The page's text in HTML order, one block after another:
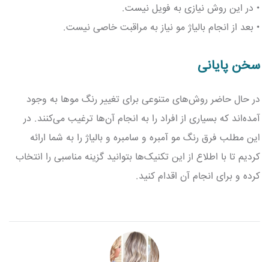
• در این روش نیازی به فویل نیست.
• بعد از انجام بالیاژ مو نیاز به مراقبت خاصی نیست.
سخن پایانی
در حال حاضر روش‌های متنوعی برای تغییر رنگ موها به وجود
آمده‌اند که بسیاری از افراد را به انجام آن‌ها ترغیب می‌کنند. در
این مطلب فرق رنگ مو آمبره و سامبره و بالیاژ را به شما ارائه
کردیم تا با اطلاع از این تکنیک‌ها بتوانید گزینه مناسبی را انتخاب
کرده و برای انجام آن اقدام کنید.